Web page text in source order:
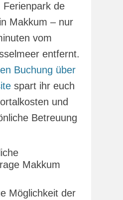
Ferienpark de
Makkum – nur
vom
entfernt.
Buchung über
spart ihr euch
und
Betreuung
Makkum
Möglichkeit der